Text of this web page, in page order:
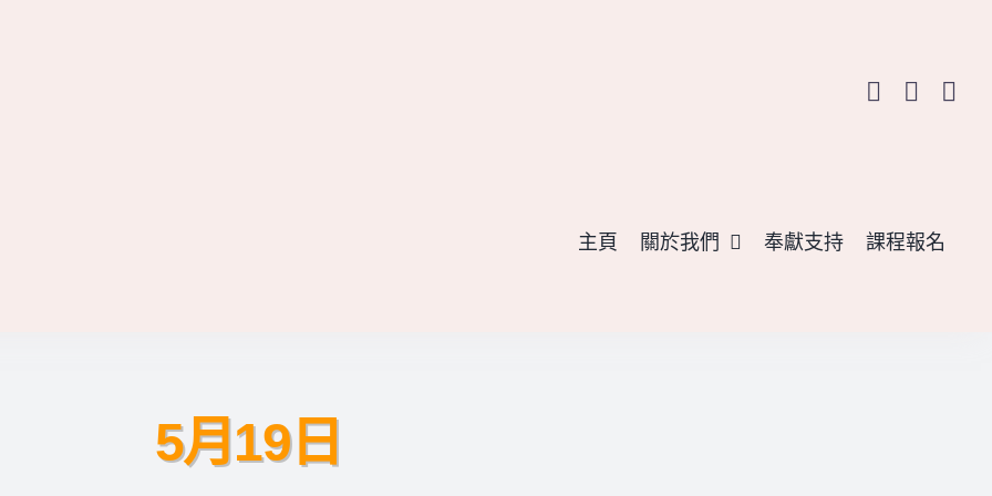
主頁 關於我們 奉獻支持 課程報名
5月19日